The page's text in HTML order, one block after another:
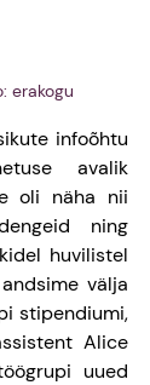
erakogu
infoõhtu
avalik
oli näha nii
ning
huvilistel
välja
stipendiumi,
Alice
uued